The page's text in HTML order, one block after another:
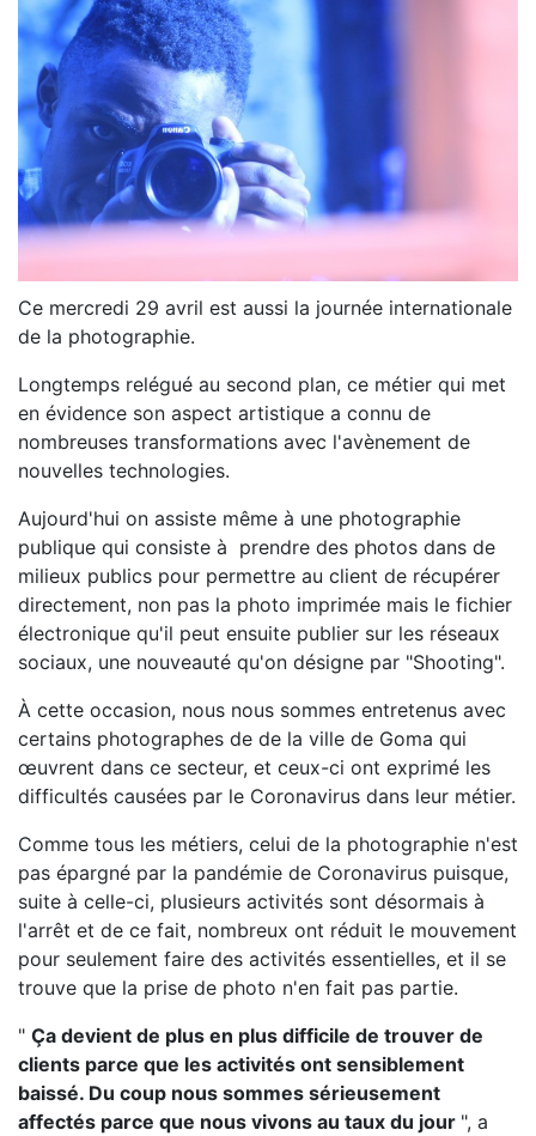
Ce mercredi 29 avril est aussi la journée internationale
de la photographie.
Longtemps relégué au second plan, ce métier qui met
en évidence son aspect artistique a connu de
nombreuses transformations avec l'avènement de
nouvelles technologies.
Aujourd'hui on assiste même à une photographie
publique qui consiste à prendre des photos dans de
milieux publics pour permettre au client de récupérer
directement, non pas la photo imprimée mais le fichier
électronique qu'il peut ensuite publier sur les réseaux
sociaux, une nouveauté qu'on désigne par "Shooting".
À cette occasion, nous nous sommes entretenus avec
certains photographes de de la ville de Goma qui
œuvrent dans ce secteur, et ceux-ci ont exprimé les
difficultés causées par le Coronavirus dans leur métier.
Comme tous les métiers, celui de la photographie n'est
pas épargné par la pandémie de Coronavirus puisque,
suite à celle-ci, plusieurs activités sont désormais à
l'arrêt et de ce fait, nombreux ont réduit le mouvement
pour seulement faire des activités essentielles, et il se
trouve que la prise de photo n'en fait pas partie.
" Ça devient de plus en plus difficile de trouver de
clients parce que les activités ont sensiblement
baissé. Du coup nous sommes sérieusement
affectés parce que nous vivons au taux du jour ", a